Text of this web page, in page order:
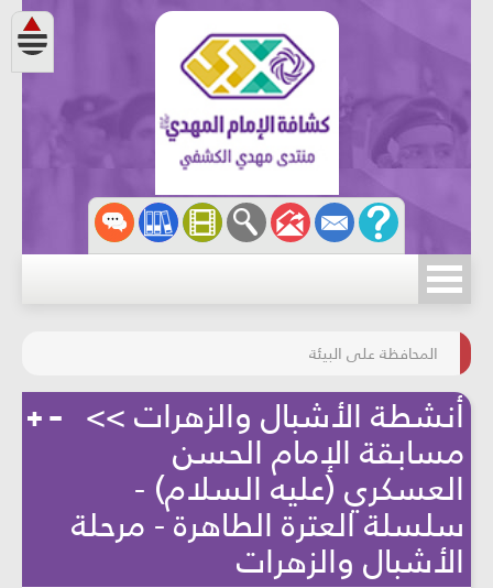
مسابقة الركب الحسينيّ
المحافظة على البيئة
أنشطة الأشبال والزهرات >>
مسابقة الإمام الحسن
العسكري (عليه السلام) -
سلسلة العترة الطاهرة - مرحلة
الأشبال والزهرات